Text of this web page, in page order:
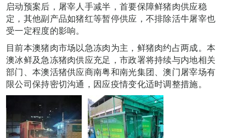
启动预案后，屠宰人手减半，首要保障鲜猪肉供应稳
定，其他副产品如猪红等暂停供应，不排除活牛屠宰也
受一定程度的影响。
目前本澳猪肉市场以急冻肉为主，鲜猪肉约占两成。本
澳冰鲜及急冻猪肉供应充足，市政署将持续与内地相关
部门、本澳活猪供应商南粤和南光集团、澳门屠宰场有
限公司保持密切沟通，因应疫情变化适时调整措施。